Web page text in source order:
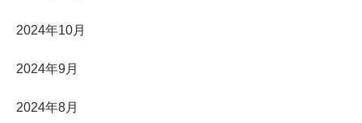
2024年10月
2024年9月
2024年8月